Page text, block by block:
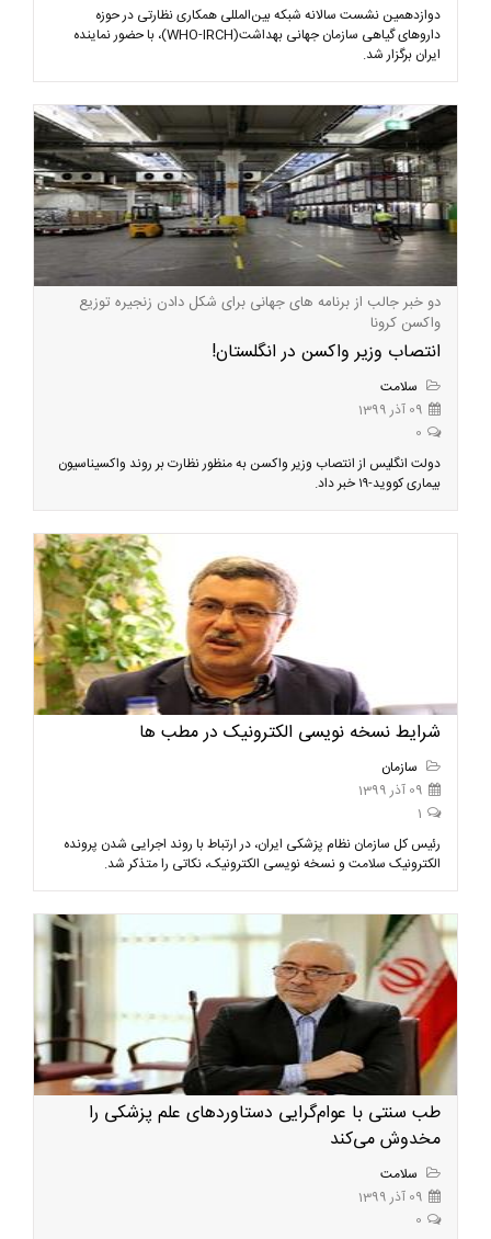
دوازدهمین نشست سالانه شبکه بین‌المللی همکاری نظارتی در حوزه
داروهای گیاهی سازمان جهانی بهداشت(WHO-IRCH)، با حضور نماینده
ایران برگزار شد.
دو خبر جالب از برنامه های جهانی برای شکل دادن زنجیره توزیع
واکسن کرونا
انتصاب وزیر واکسن در انگلستان!
سلامت
09 آذر 1399
0
دولت انگلیس از انتصاب وزیر واکسن به منظور نظارت بر روند واکسیناسیون
بیماری کووید-۱۹ خبر داد.
شرایط نسخه نویسی الکترونیک در مطب ها
سازمان
09 آذر 1399
1
رئیس کل سازمان نظام پزشکی ایران، در ارتباط با روند اجرایی شدن پرونده
الکترونیک سلامت و نسخه نویسی الکترونیک، نکاتی را متذکر شد.
طب سنتی با عوام‌گرایی دستاوردهای علم پزشکی را
مخدوش می‌کند
سلامت
09 آذر 1399
0